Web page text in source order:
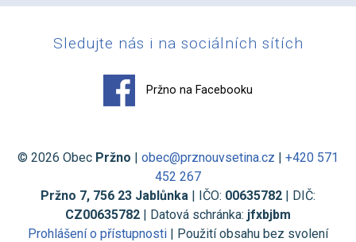
Sledujte nás i na sociálních sítích
Pržno na Facebooku
© 2026 Obec Pržno | obec@prznouvsetina.cz | +420 571
452 267
Pržno 7, 756 23 Jablůnka | IČO: 00635782 | DIČ:
CZ00635782 | Datová schránka: jfxbjbm
Prohlášení o přístupnosti | Použití obsahu bez svolení